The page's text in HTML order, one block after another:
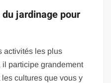
jardinage pour
activités les plus
participe grandement
cultures que vous y